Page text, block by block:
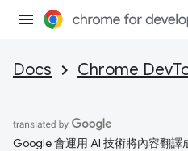
Docs Chrome
Google 會運用 AI 技術將內容翻譯